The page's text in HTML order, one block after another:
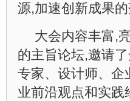
源,加速创新成果的
大会内容丰富,
的主旨论坛,邀请
专家、设计师、企
业前沿观点和实